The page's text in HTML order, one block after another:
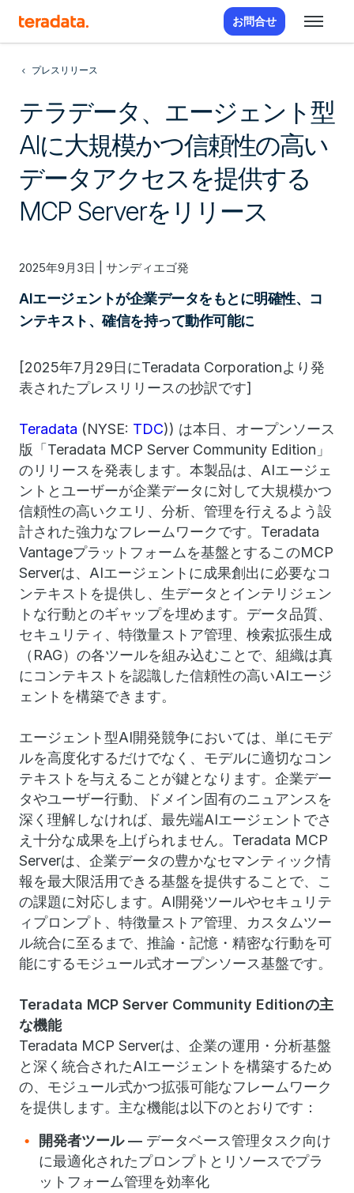
お問合せ
プレスリリース
テラデータ、エージェント型
AIに大規模かつ信頼性の高い
データアクセスを提供する
MCP Serverをリリース
2025年9月3日 | サンディエゴ発
AIエージェントが企業データをもとに明確性、コ
ンテキスト、確信を持って動作可能に
[2025年7月29日にTeradata Corporationより発
表されたプレスリリースの抄訳です]
Teradata (NYSE: TDC)) は本日、オープンソース
版「Teradata MCP Server Community Edition」
のリリースを発表します。本製品は、AIエージェ
ントとユーザーが企業データに対して大規模かつ
信頼性の高いクエリ、分析、管理を行えるよう設
計された強力なフレームワークです。Teradata
Vantageプラットフォームを基盤とするこのMCP
Serverは、AIエージェントに成果創出に必要なコ
ンテキストを提供し、生データとインテリジェン
トな行動とのギャップを埋めます。データ品質、
セキュリティ、特徴量ストア管理、検索拡張生成
（RAG）の各ツールを組み込むことで、組織は真
にコンテキストを認識した信頼性の高いAIエージ
ェントを構築できます。
エージェント型AI開発競争においては、単にモデ
ルを高度化するだけでなく、モデルに適切なコン
テキストを与えることが鍵となります。企業デー
タやユーザー行動、ドメイン固有のニュアンスを
深く理解しなければ、最先端AIエージェントでさ
え十分な成果を上げられません。Teradata MCP
Serverは、企業データの豊かなセマンティック情
報を最大限活用できる基盤を提供することで、こ
の課題に対応します。AI開発ツールやセキュリテ
ィプロンプト、特徴量ストア管理、カスタムツー
ル統合に至るまで、推論・記憶・精密な行動を可
能にするモジュール式オープンソース基盤です。
Teradata MCP Server Community Editionの主
な機能
Teradata MCP Serverは、企業の運用・分析基盤
と深く統合されたAIエージェントを構築するため
の、モジュール式かつ拡張可能なフレームワーク
を提供します。主な機能は以下のとおりです：
開発者ツール ― データベース管理タスク向け
に最適化されたプロンプトとリソースでプラ
ットフォーム管理を効率化